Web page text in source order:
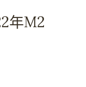
年M2